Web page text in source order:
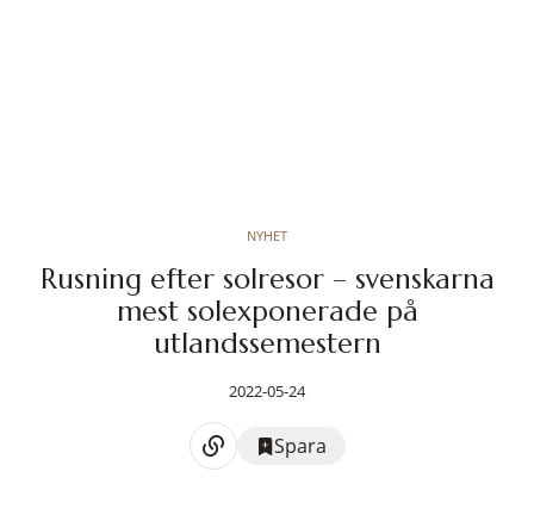
NYHET
Rusning efter solresor – svenskarna
mest solexponerade på
utlandssemestern
2022-05-24
Spara